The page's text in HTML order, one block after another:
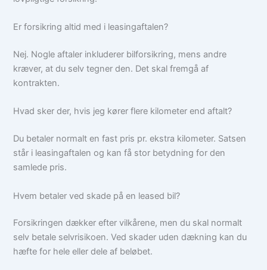
Er forsikring altid med i leasingaftalen?
Nej. Nogle aftaler inkluderer bilforsikring, mens andre
kræver, at du selv tegner den. Det skal fremgå af
kontrakten.
Hvad sker der, hvis jeg kører flere kilometer end aftalt?
Du betaler normalt en fast pris pr. ekstra kilometer. Satsen
står i leasingaftalen og kan få stor betydning for den
samlede pris.
Hvem betaler ved skade på en leased bil?
Forsikringen dækker efter vilkårene, men du skal normalt
selv betale selvrisikoen. Ved skader uden dækning kan du
hæfte for hele eller dele af beløbet.